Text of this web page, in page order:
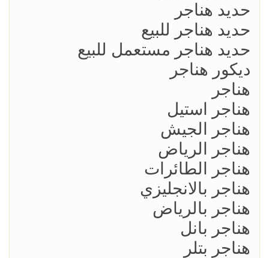
حديد هناجر
حديد هناجر للبيع
حديد هناجر مستعمل للبيع
ديكور هناجر
هناجر
هناجر استيل
هناجر الجيش
هناجر الرياض
هناجر الطائرات
هناجر بالانجليزي
هناجر بالرياض
هناجر بانل
هناجر بتلر